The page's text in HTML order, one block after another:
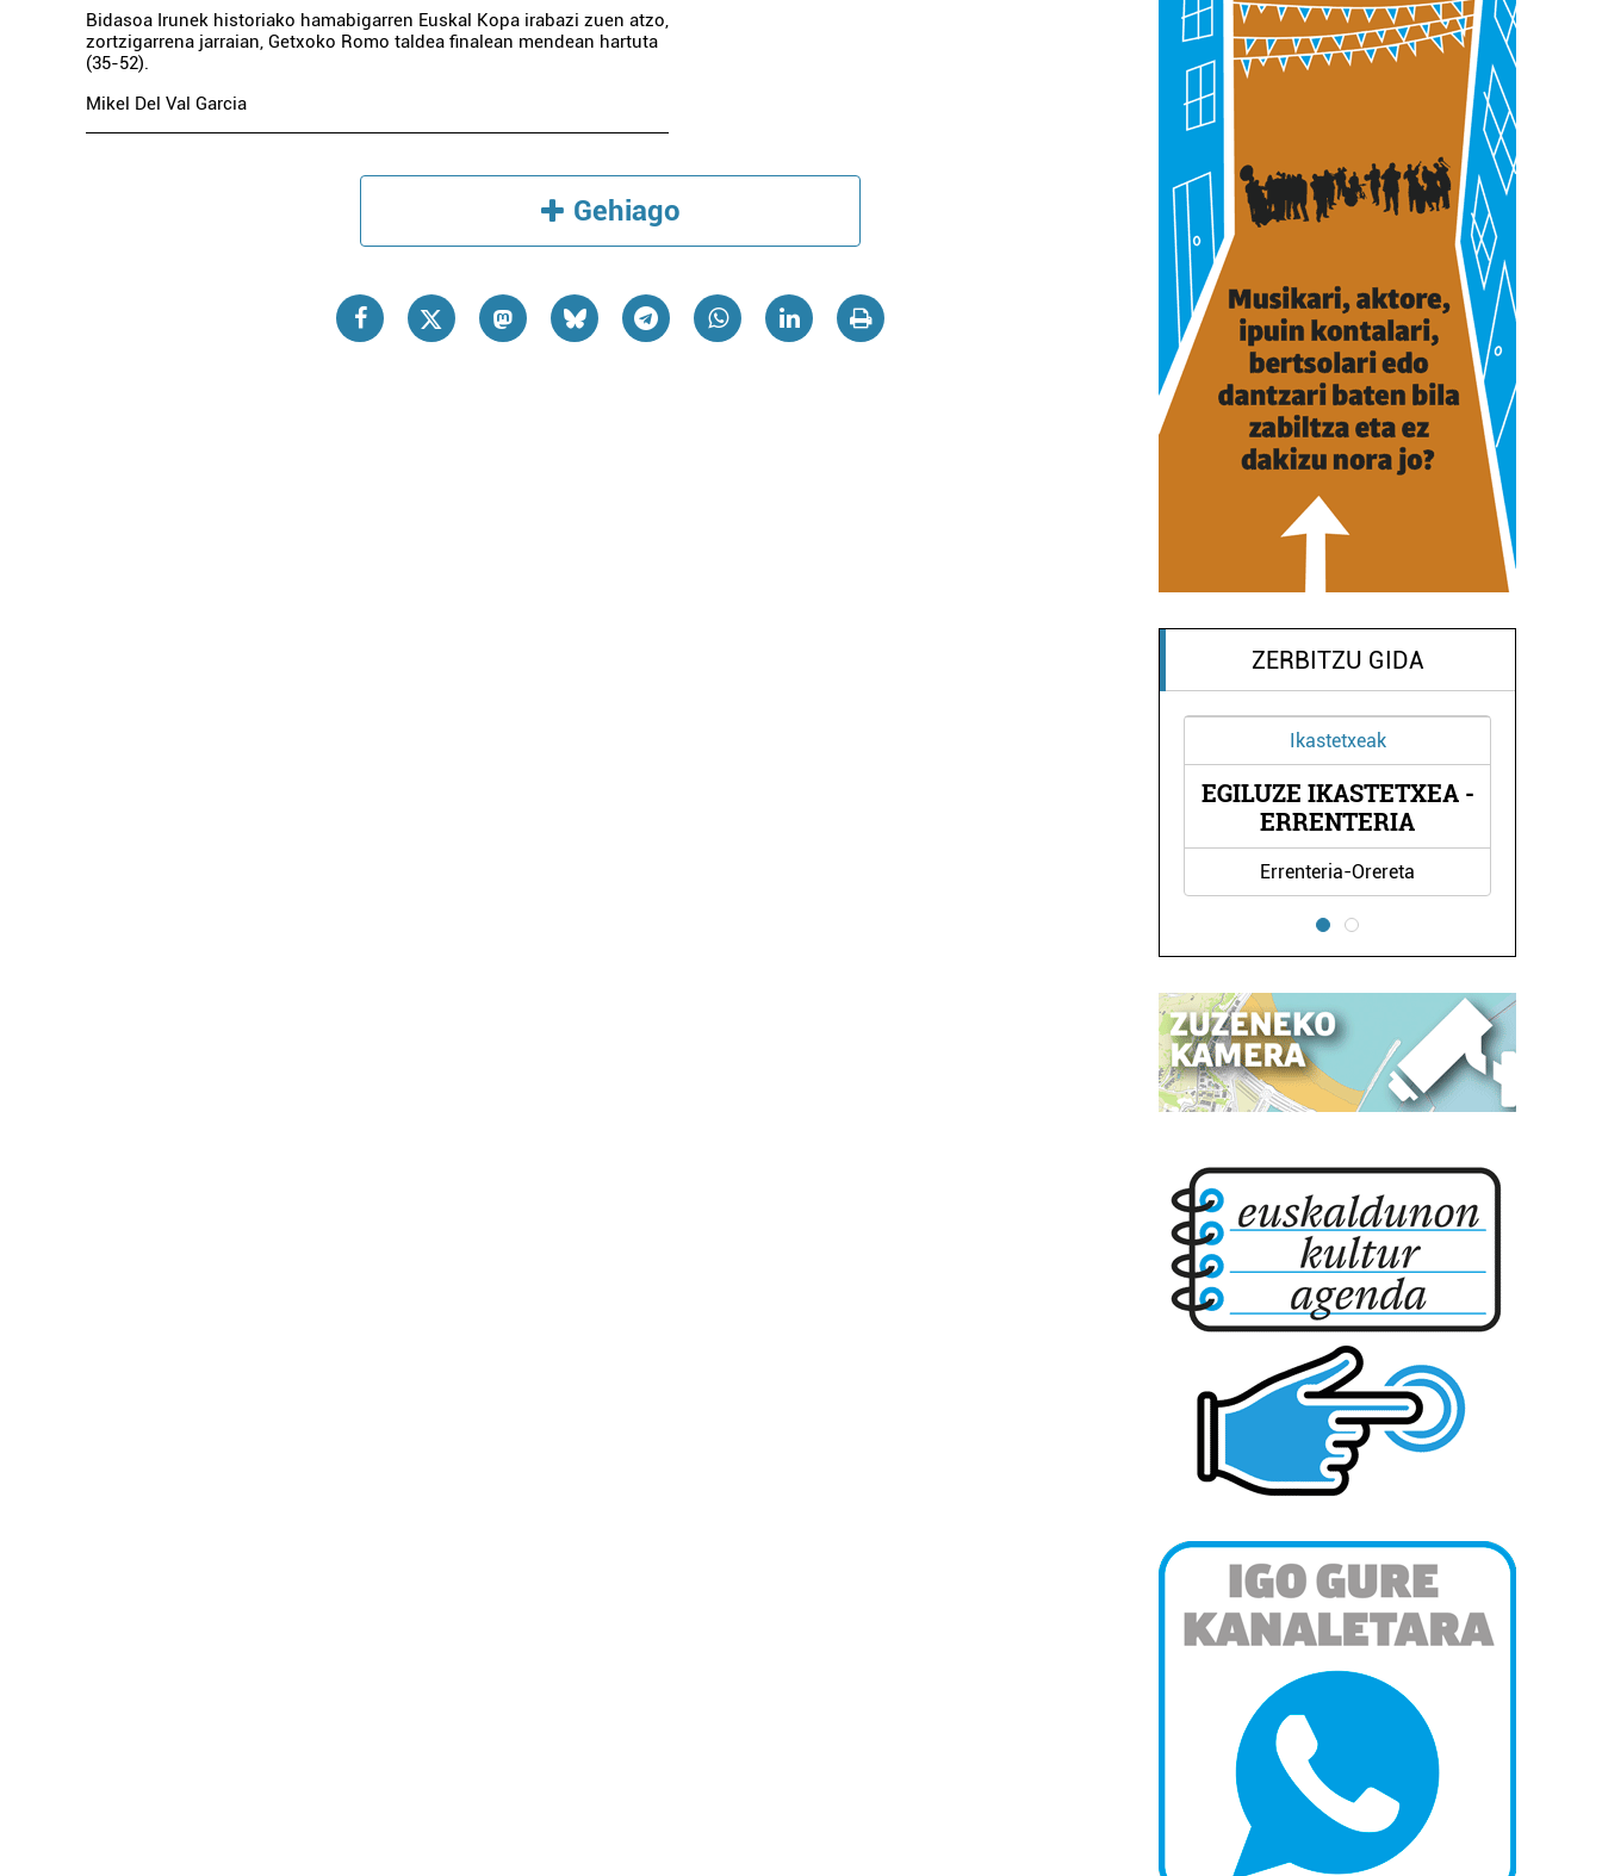
Bidasoa Irunek historiako hamabigarren Euskal Kopa irabazi zuen atzo,
zortzigarrena jarraian, Getxoko Romo taldea finalean mendean hartuta
(35-52).
Mikel Del Val Garcia
Gehiago
ZERBITZU GIDA
Ostalaritza
EL CASERIO TRINTXERPE
JATETXEA
Pasaia